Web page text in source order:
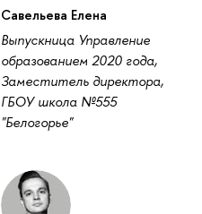
Савельева Елена
Выпускница Управление
образованием 2020 года,
Заместитель директора,
ГБОУ школа №555
"Белогорье"